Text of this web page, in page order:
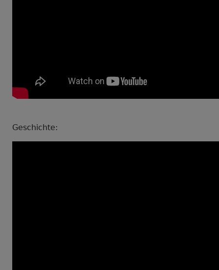
Geschichte: